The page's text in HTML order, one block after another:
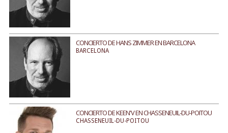
CONCIERTO DE HANS ZIMMER EN BARCELONA
BARCELONA
CONCIERTO DE KEEN'V EN CHASSENEUIL-DU-POITOU
CHASSENEUIL-DU-POITOU